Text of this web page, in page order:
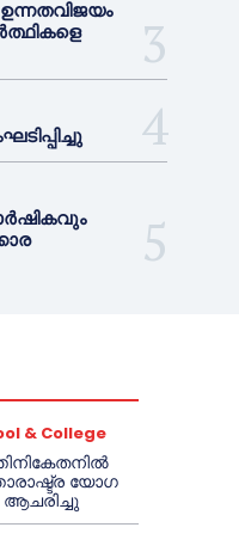
& College
യോഗ
ആചരിച്ചു